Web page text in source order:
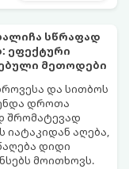
და
სწრაფად
ეფექტური
მეთოდები
და სითბოს
დროთა
შრომატევად
იატაკიდან აღება,
დიდი
მოითხოვს.